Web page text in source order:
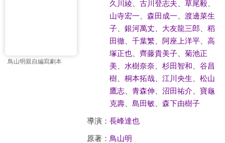
鳥山明親自編寫劇本
久川綾
古川登志夫 草尾毅、
山寺宏一
森田成一
渡邊菜生
子、 銀河萬丈 大友龍三郎
稻
田徹、 千葉繁 阿座上洋平、 高
塚正也、 齊藤貴美子、 菊池正
美、 水樹奈奈 杉田智和
谷昌
樹、 桐本拓哉、 江川央生
松山
鷹志、 青森伸 沼田祐介
寶龜
克壽、 島田敏、 森下由樹子
導演： 長峰達也
原著： 鳥山明